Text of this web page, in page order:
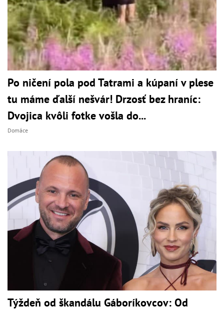
Po ničení pola pod Tatrami a kúpaní v plese
tu máme ďalší nešvár! Drzosť bez hraníc:
Dvojica kvôli fotke vošla do...
Domáce
Týždeň od škandálu Gáboríkovcov: Od